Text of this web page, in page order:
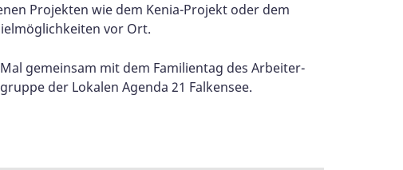
Projekten wie dem Kenia-Projekt oder dem
vor Ort.
gemeinsam mit dem Familientag des Arbeiter-
der Lokalen Agenda 21 Falkensee.